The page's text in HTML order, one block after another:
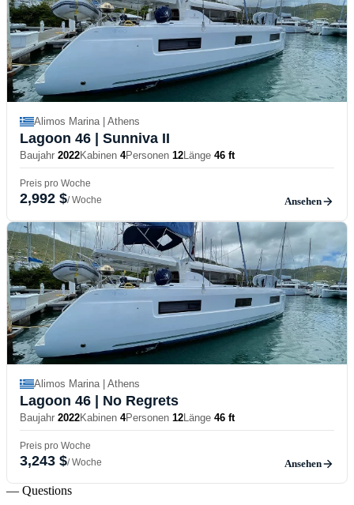
Alimos Marina | Athens
Lagoon 46 | Sunniva II
Baujahr 2022Kabinen 4Personen 12Länge 46 ft
Preis pro Woche
2,992 $/ Woche Ansehen
Alimos Marina | Athens
Lagoon 46 | No Regrets
Baujahr 2022Kabinen 4Personen 12Länge 46 ft
Preis pro Woche
3,243 $/ Woche Ansehen
— Questions